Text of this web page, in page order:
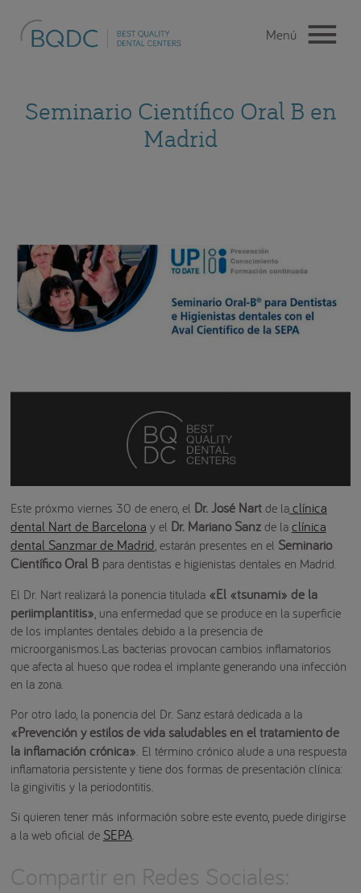
Seminario Científico Oral B en
Madrid
Este próxmo viernes 30 de enero, el Dr. José Nartde laclínica
dental Nart de Barcelona y el Dr. Mariano Sanzde la clínica
dental Sanzmar de Madrid, estarán presentes en el Seminario
Científico Oral Bpara dentistas e higienistas dentales en Madrid.
El Dr. Nart realizará la ponencia titulada «El «tsunami» de la
periimplantitis», una enfermedad que se produce en la superficie
de los implantes dentales debido a la presencia de
microorganismos.Las bacterias provocan cambios inflamatorios
que afecta al hueso que rodea el implante generando una infección
en la zona.
Por otro lado, la ponencia del Dr. Sanz estará dedicada a la
«Prevención y estilos de vida saludables en el tratamiento de
la inflamación crónica». El término crónico alude a una respuesta
inflamatoria persistente y tiene dos formas de presentación clínica:
la gingivitis y la periodontitis.
Si quieren tener más información sobre este evento, puede dirigirse
a la web oficial de SEPA.